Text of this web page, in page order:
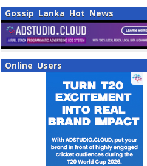
Gossip Lanka Hot News
Online Users